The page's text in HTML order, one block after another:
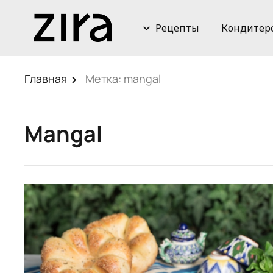
Рецепты
Главная Метка: mangal
Mangal